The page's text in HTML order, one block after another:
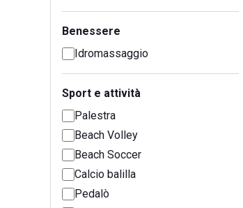
Benessere
Idromassaggio
Sport e attività
Palestra
Beach Volley
Beach Soccer
Calcio balilla
Pedalò